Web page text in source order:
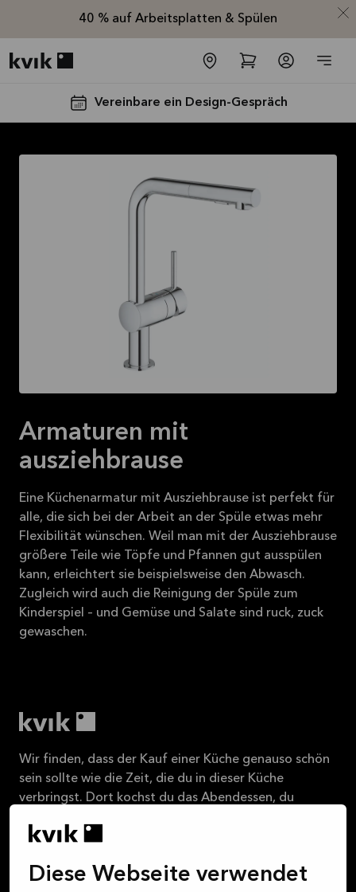
Diese Webseite verwendet
40 % auf Arbeitsplatten & Spülen
Vereinbare ein Design-Gespräch
Mehr
Armaturen mit
ausziehbrause
Eine Küchenarmatur mit Ausziehbrause ist perfekt für
alle, die sich bei der Arbeit an der Spüle etwas mehr
Flexibilität wünschen. Weil man mit der Ausziehbrause
größere Teile wie Töpfe und Pfannen gut ausspülen
kann, erleichtert sie beispielsweise den Abwasch.
Zugleich wird auch die Reinigung der Spüle zum
Kinderspiel – und Gemüse und Salate sind ruck, zuck
gewaschen.
Wir finden, dass der Kauf einer Küche genauso schön
sein sollte wie die Zeit, die du in dieser Küche
verbringst. Dort kochst du das Abendessen, du
mit deinen Freund:innen, die Kinder machen am Tisch
Küche ist der Mittelpunkt deines täglichen Lebens.